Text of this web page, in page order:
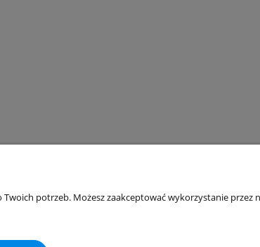
Informacje o sklepie
potrzeb. Możesz zaakceptować wykorzystanie przez